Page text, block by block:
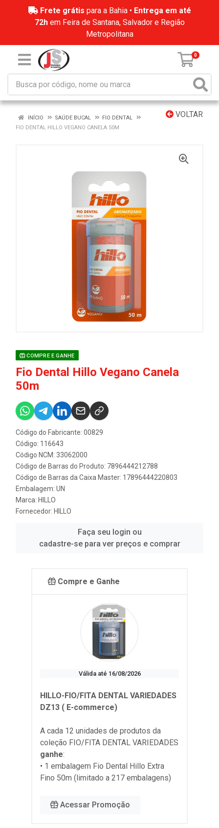
Frete grátis para a Bahia • Entrega em até
72hem Feira de Santana, Salvador e Região
Metropolitana
0
VOLTAR
INÍCIO SAÚDE BUCAL
FIO DENTAL
FIO DENTAL HILLO VEGANO CANELA 50M
COMPRE E GANHE
Fio Dental Hillo Vegano Canela
50m
Código do Fabricante: 00829
Código: 116643
Código NCM: 33062000
Código de Barras do Produto: 7896444212788
Código de Barras da Caixa Master: 17896444220803
Embalagem: UN
Marca: HILLO
Fornecedor: HILLO
Faça seu login ou
cadastre-se para ver preços e comprar
Compre e Ganhe
Válida até 16/08/2026
HILLO-FIO/FITA DENTAL VARIEDADES
DZ13 ( E-commerce)
A cada 12 unidades de produtos da
coleção FIO/FITA DENTAL VARIEDADES
ganhe:
• 1 embalagem Fio Dental Hillo Extra
Fino 50m (limitado a 217 embalagens)
Acessar Promoção